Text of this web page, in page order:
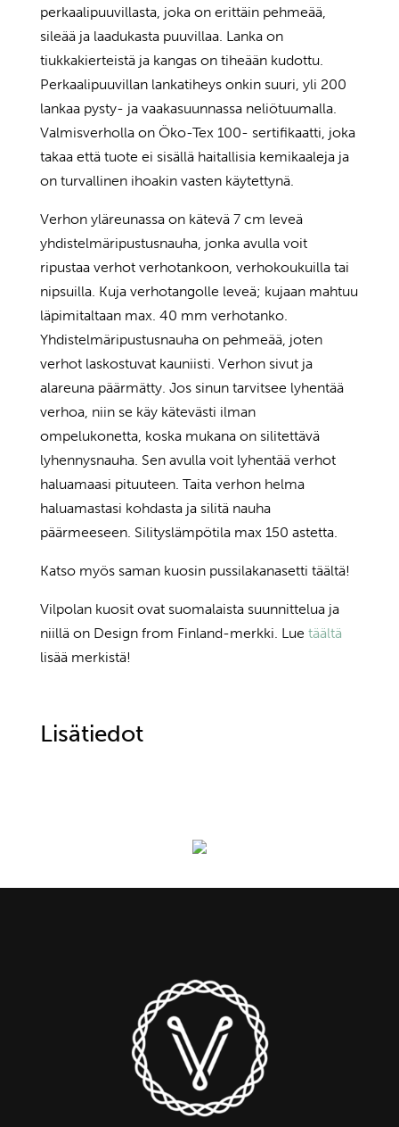
perkaalipuuvillasta, joka on erittäin pehmeää,
sileää ja laadukasta puuvillaa. Lanka on
tiukkakierteistä ja kangas on tiheään kudottu.
Perkaalipuuvillan lankatiheys onkin suuri, yli 200
lankaa pysty- ja vaakasuunnassa neliötuumalla.
Valmisverholla on Öko-Tex 100- sertifikaatti, joka
takaa että tuote ei sisällä haitallisia kemikaaleja ja
on turvallinen ihoakin vasten käytettynä.
Verhon yläreunassa on kätevä 7 cm leveä
yhdistelmäripustusnauha, jonka avulla voit
ripustaa verhot verhotankoon, verhokoukuilla tai
nipsuilla. Kuja verhotangolle leveä; kujaan mahtuu
läpimitaltaan max. 40 mm verhotanko.
Yhdistelmäripustusnauha on pehmeää, joten
verhot laskostuvat kauniisti. Verhon sivut ja
alareuna päärmätty. Jos sinun tarvitsee lyhentää
verhoa, niin se käy kätevästi ilman
ompelukonetta, koska mukana on silitettävä
lyhennysnauha. Sen avulla voit lyhentää verhot
haluamaasi pituuteen. Taita verhon helma
haluamastasi kohdasta ja silitä nauha
päärmeeseen. Silityslämpötila max 150 astetta.
Katso myös saman kuosin pussilakanasetti täältä!
Vilpolan kuosit ovat suomalaista suunnittelua ja
niillä on Design from Finland-merkki. Lue täältä
lisää merkistä!
Lisätiedot